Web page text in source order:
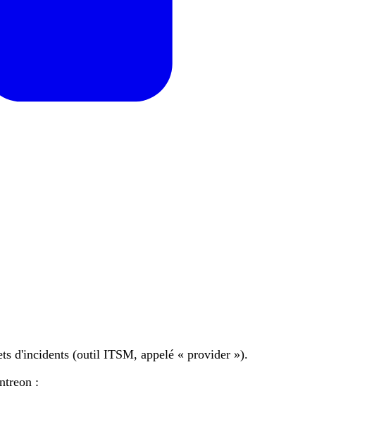
d'incidents (outil ITSM, appelé « provider »).
: